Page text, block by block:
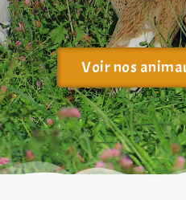
Voir nos